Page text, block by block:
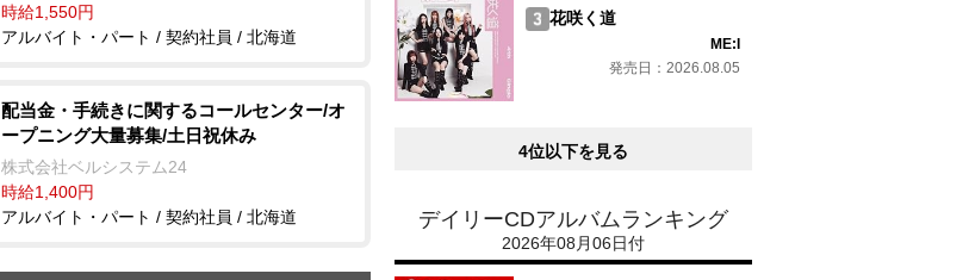
時給1,550円
アルバイト・パート / 契約社員 / 北海道
配当金・手続きに関するコールセンター/オ
ープニング大量募集/土日祝休み
株式会社ベルシステム24
時給1,400円
アルバイト・パート / 契約社員 / 北海道
花咲く道
ME:I
発売日：2026.08.05
4位以下を見る
デイリーCDアルバムランキング
2026年08月06日付